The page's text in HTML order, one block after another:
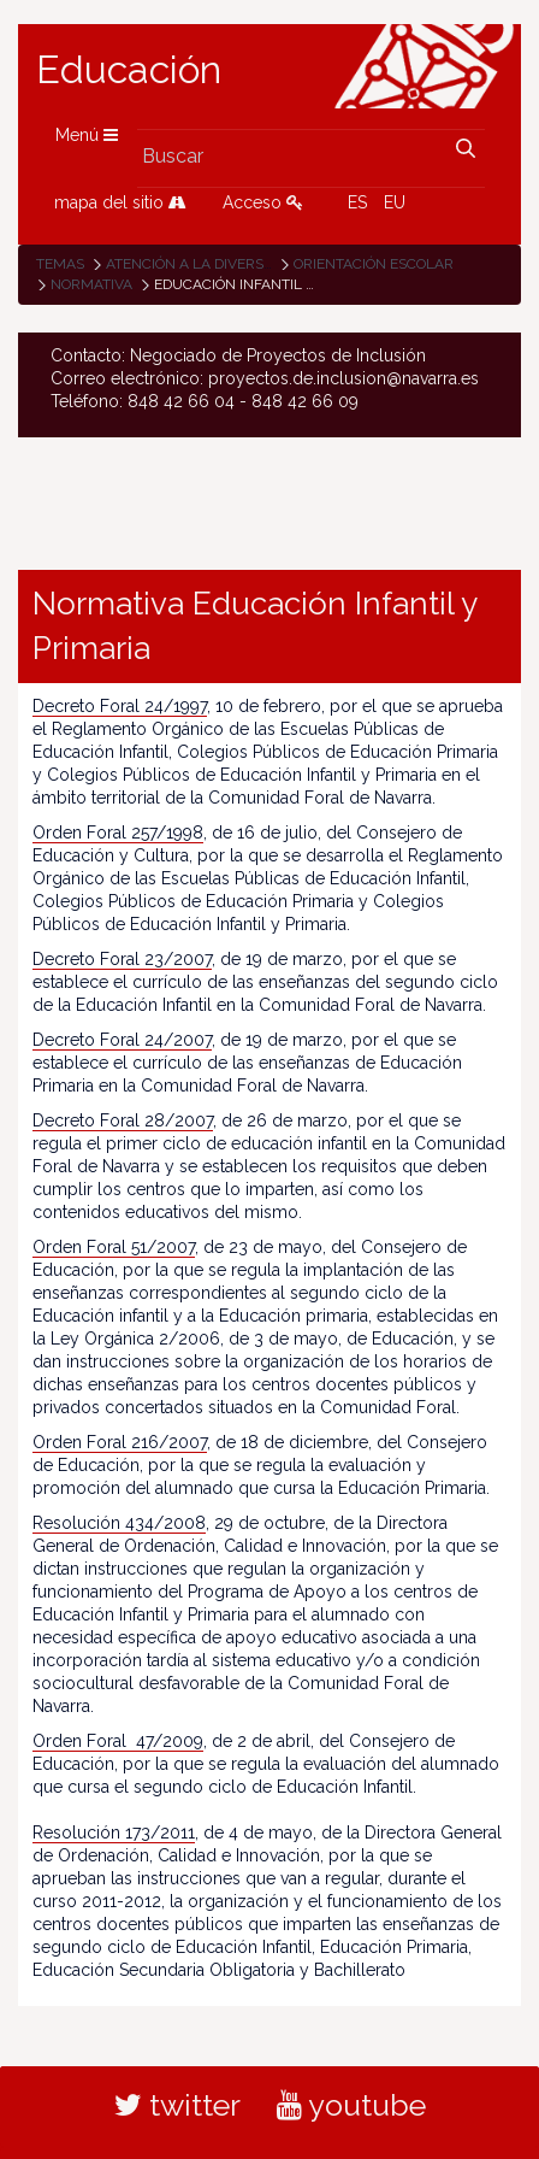
Educación
Menú
mapa del sitio Acceso ES EU
TEMAS ATENCIÓN A LA DIVERSIDAD
ORIENTACIÓN ESCOLAR
NORMATIVA
EDUCACIÓN INFANTIL Y PRIMARIA
Contacto: Negociado de Proyectos de Inclusión
Correo electrónico: proyectos.de.inclusion@navarra.es
Teléfono: 848 42 66 04 - 848 42 66 09
Normativa Educación Infantil y
Primaria
Decreto Foral 24/1997, 10 de febrero, por el que se aprueba
el Reglamento Orgánico de las Escuelas Públicas de
Educación Infantil, Colegios Públicos de Educación Primaria
y Colegios Públicos de Educación Infantil y Primaria en el
ámbito territorial de la Comunidad Foral de Navarra.
Orden Foral 257/1998 , de 16 de julio, del Consejero de
Educación y Cultura, por la que se desarrolla el Reglamento
Orgánico de las Escuelas Públicas de Educación Infantil,
Colegios Públicos de Educación Primaria y Colegios
Públicos de Educación Infantil y Primaria.
Decreto Foral 23/2007, de 19 de marzo, por el que se
establece el currículo de las enseñanzas del segundo ciclo
de la Educación Infantil en la Comunidad Foral de Navarra.
Decreto Foral 24/2007, de 19 de marzo, por el que se
establece el currículo de las enseñanzas de Educación
Primaria en la Comunidad Foral de Navarra.
Decreto Foral 28/2007, de 26 de marzo, por el que se
regula el primer ciclo de educación infantil en la Comunidad
Foral de Navarra y se establecen los requisitos que deben
cumplir los centros que lo imparten, así como los
contenidos educativos del mismo.
Orden Foral 51/2007, de 23 de mayo, del Consejero de
Educación, por la que se regula la implantación de las
enseñanzas correspondientes al segundo ciclo de la
Educación infantil y a la Educación primaria, establecidas en
la Ley Orgánica 2/2006, de 3 de mayo, de Educación, y se
dan instrucciones sobre la organización de los horarios de
dichas enseñanzas para los centros docentes públicos y
privados concertados situados en la Comunidad Foral.
Orden Foral 216/2007, de 18 de diciembre, del Consejero
de Educación, por la que se regula la evaluación y
promoción del alumnado que cursa la Educación Primaria.
Resolución 434/2008 , 29 de octubre, de la Directora
General de Ordenación, Calidad e Innovación, por la que se
dictan instrucciones que regulan la organización y
funcionamiento del Programa de Apoyo a los centros de
Educación Infantil y Primaria para el alumnado con
necesidad específica de apoyo educativo asociada a una
incorporación tardía al sistema educativo y/o a condición
sociocultural desfavorable de la Comunidad Foral de
Navarra.
Orden Foral 47/2009 , de 2 de abril, del Consejero de
Educación, por la que se regula la evaluación del alumnado
que cursa el segundo ciclo de Educación Infantil.
Resolución 173/2011
, de 4 de mayo, de la Directora General
de Ordenación, Calidad e Innovación, por la que se
aprueban las instrucciones que van a regular, durante el
curso 2011-2012, la organización y el funcionamiento de los
centros docentes públicos que imparten las enseñanzas de
segundo ciclo de Educación Infantil, Educación Primaria,
Educación Secundaria Obligatoria y Bachillerato
twitter youtube